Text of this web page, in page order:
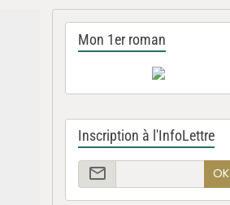
Mon 1er roman
Inscription à l'InfoLettre
OK